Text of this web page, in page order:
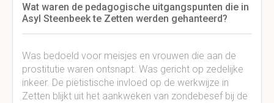
Wat waren de pedagogische uitgangspunten die in
Asyl Steenbeek te Zetten werden gehanteerd?
Was bedoeld voor meisjes en vrouwen die aan de
prostitutie waren ontsnapt. Was gericht op zedelijke
inkeer. De piëtistische invloed op de werkwijze in
Zetten blijkt uit het aankweken van zondebesef bij de